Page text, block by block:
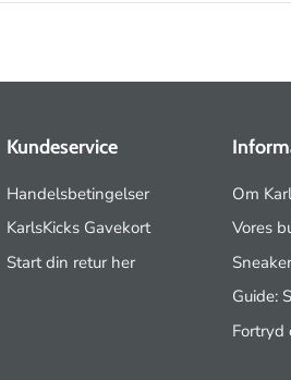
Kundeservice
Handelsbetingelser
KarlsKicks Gavekort
Start din retur her
Om
Vores
Guide:
Fortryd